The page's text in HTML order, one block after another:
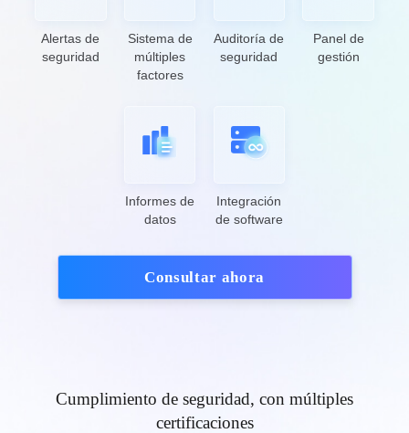
Alertas de
seguridad
Sistema de
múltiples
factores
Auditoría de
seguridad
Panel de
gestión
Informes de
datos
Integración
de software
Consultar ahora
Cumplimiento de seguridad, con múltiples
certificaciones